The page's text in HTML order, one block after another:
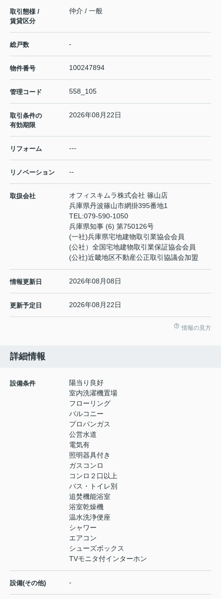
取引態様 /
賃貸区分
仲介 / 一般
総戸数 -
物件番号 100247894
管理コード 558_105
取引条件の
有効期限
2026年08月22日
リフォーム ---
リノベーション --
取扱会社
オフィスキムラ株式会社 篠山店
兵庫県丹波篠山市網掛395番地1
TEL:079-590-1050
兵庫県知事 (6) 第750126号
(一社)兵庫県宅地建物取引業協会会員
(公社）全国宅地建物取引業保証協会会員
(公社)近畿地区不動産公正取引協議会加盟
情報更新日 2026年08月08日
更新予定日 2026年08月22日
情報の見方
詳細情報
設備条件
陽当り良好
室内洗濯機置場
フローリング
バルコニー
プロパンガス
公営水道
電気有
照明器具付き
ガスコンロ
コンロ２口以上
バス・トイレ別
追焚機能浴室
浴室乾燥機
温水洗浄便座
シャワー
エアコン
シューズボックス
TVモニタ付インターホン
設備(その他) -